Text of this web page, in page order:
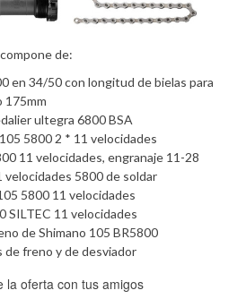
de:
en 34/50 con longitud de bielas para
175mm
ultegra 6800 BSA
5800 2 * 11 velocidades
11 velocidades, engranaje 11-28
5800 de soldar
5800 11 velocidades
SILTEC 11 velocidades
de Shimano 105 BR5800
de freno y de desviador
la oferta con tus amigos